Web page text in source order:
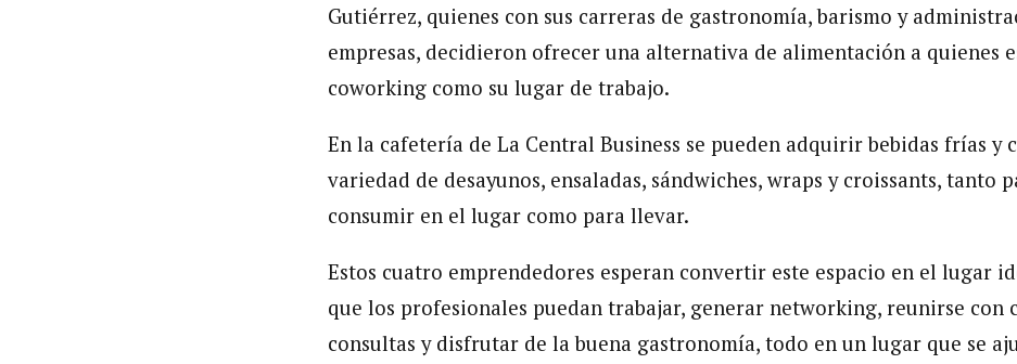
Gutiérrez, quienes con sus carreras de gastronomía, barismo y
empresas, decidieron ofrecer una alternativa de alimentación a quienes
coworking como su lugar de trabajo.
En la cafetería de La Central Business se pueden adquirir bebidas frías y
variedad de desayunos, ensaladas, sándwiches, wraps y croissants, tanto
consumir en el lugar como para llevar.
Estos cuatro emprendedores esperan convertir este espacio en el lugar
que los profesionales puedan trabajar, generar networking, reunirse con
consultas y disfrutar de la buena gastronomía, todo en un lugar que se